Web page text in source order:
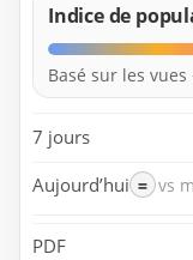
Indice de
Basé sur les
7 jours
Aujourd’hui = vs
PDF